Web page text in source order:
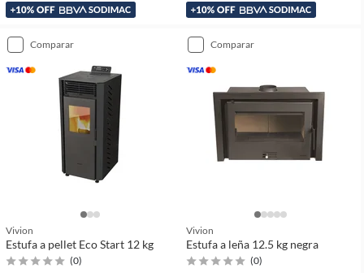
comparar
Vivion
Estufa a pellet Eco Start 12 kg
(0)
comparar
Vivion
Estufa a leña 12.5 kg negra
(0)